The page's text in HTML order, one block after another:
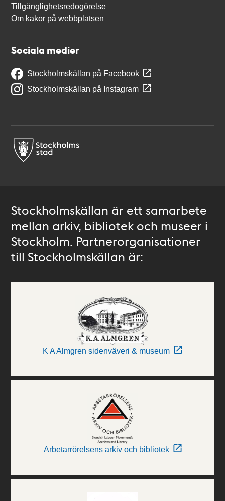
Tillgänglighetsredogörelse
Om kakor på webbplatsen
Sociala medier
Stockholmskällan på Facebook
Stockholmskällan på Instagram
Stockholmskällan är ett samarbete
mellan arkiv, bibliotek och museer i
Stockholm. Partnerorganisationer
till Stockholmskällan är:
K A Almgren sidenväveri & museum
Arbetarrörelsens arkiv och bibliotek